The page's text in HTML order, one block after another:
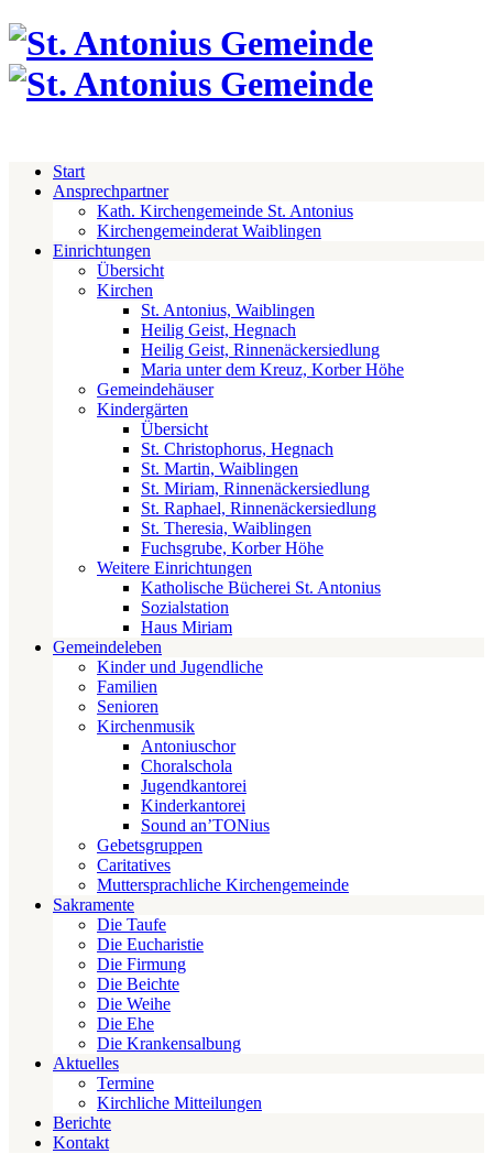
Start
Ansprechpartner
Kath. Kirchengemeinde St. Antonius
Kirchengemeinderat Waiblingen
Einrichtungen
Übersicht
Kirchen
St. Antonius, Waiblingen
Heilig Geist, Hegnach
Heilig Geist, Rinnenäckersiedlung
Maria unter dem Kreuz, Korber Höhe
Gemeindehäuser
Kindergärten
Übersicht
St. Christophorus, Hegnach
St. Martin, Waiblingen
St. Miriam, Rinnenäckersiedlung
St. Raphael, Rinnenäckersiedlung
St. Theresia, Waiblingen
Fuchsgrube, Korber Höhe
Weitere Einrichtungen
Katholische Bücherei St. Antonius
Sozialstation
Haus Miriam
Gemeindeleben
Kinder und Jugendliche
Familien
Senioren
Kirchenmusik
Antoniuschor
Choralschola
Jugendkantorei
Kinderkantorei
Sound an’TONius
Gebetsgruppen
Caritatives
Muttersprachliche Kirchengemeinde
Sakramente
Die Taufe
Die Eucharistie
Die Firmung
Die Beichte
Die Weihe
Die Ehe
Die Krankensalbung
Aktuelles
Termine
Kirchliche Mitteilungen
Berichte
Kontakt